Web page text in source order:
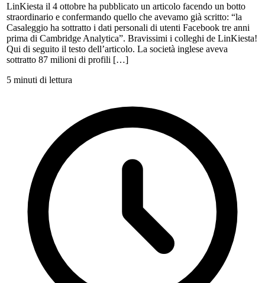
LinKiesta il 4 ottobre ha pubblicato un articolo facendo un botto
straordinario e confermando quello che avevamo già scritto: “la
Casaleggio ha sottratto i dati personali di utenti Facebook tre anni
prima di Cambridge Analytica”. Bravissimi i colleghi de LinKiesta!
Qui di seguito il testo dell’articolo. La società inglese aveva
sottratto 87 milioni di profili […]
5 minuti di lettura